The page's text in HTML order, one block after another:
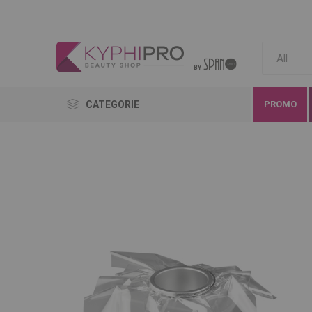
CATEGORIE PROMO